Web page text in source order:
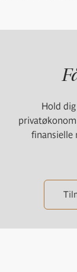
Hold
finansielle